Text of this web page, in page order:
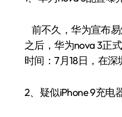
前不久，华为宣布
之后，华为nova 3正
时间：7月18日，在深
2、疑似iPhone 9充电